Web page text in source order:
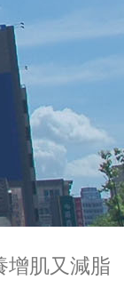
增肌又減脂